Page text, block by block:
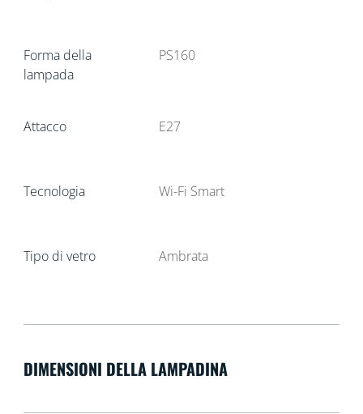
Forma della
lampada
PS160
Attacco E27
Tecnologia Wi-Fi Smart
Tipo di vetro Ambrata
DIMENSIONI DELLA LAMPADINA